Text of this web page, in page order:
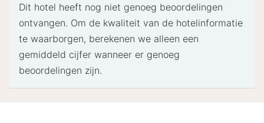
Speciale verzoeken worden onder voorbehoud van
beschikbaarheid bij het inchecken ingewilligd.
Hiervoor kunnen extra kosten in rekening worden
gebracht. Speciale verzoeken kunnen niet worden
gegarandeerd.
Dit hotel heeft nog niet genoeg beoordelingen
ontvangen. Om de kwaliteit van de hotelinformatie
te waarborgen, berekenen we alleen een
gemiddeld cijfer wanneer er genoeg
beoordelingen zijn.